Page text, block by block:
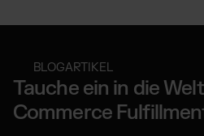
BLOGARTIKEL
Tauche ein in die
Commerce